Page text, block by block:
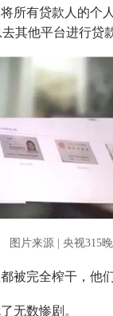
所有贷款人的个
其他平台进行贷款
图片来源 | 央视315
被完全榨干，他
无数惨剧。